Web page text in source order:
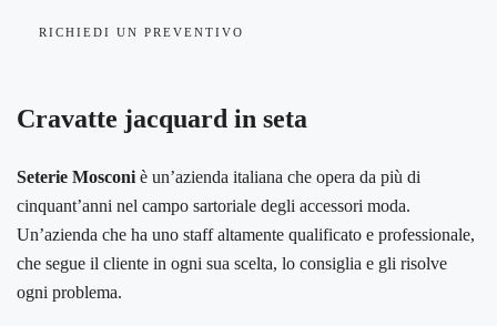
RICHIEDI UN PREVENTIVO
Cravatte jacquard in seta
Seterie Mosconi è un’azienda italiana che opera da più di
cinquant’anni nel campo sartoriale degli accessori moda.
Un’azienda che ha uno staff altamente qualificato e professionale,
che segue il cliente in ogni sua scelta, lo consiglia e gli risolve
ogni problema.